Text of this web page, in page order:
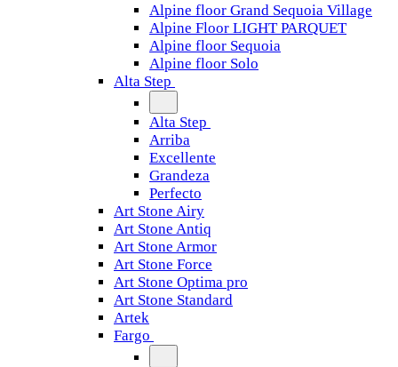
Alpine floor Grand Sequoia Village
Alpine Floor LIGHT PARQUET
Alpine floor Sequoia
Alpine floor Solo
Alta Step
Alta Step
Arriba
Excellente
Grandeza
Perfecto
Art Stone Airy
Art Stone Antiq
Art Stone Armor
Art Stone Force
Art Stone Optima pro
Art Stone Standard
Artek
Fargo